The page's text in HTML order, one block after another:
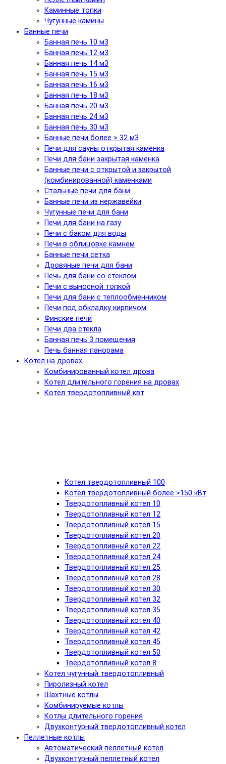
Каминные топки
Чугунные камины
Банные печи
Банная печь 10 м3
Банная печь 12 м3
Банная печь 14 м3
Банная печь 15 м3
Банная печь 16 м3
Банная печь 18 м3
Банная печь 20 м3
Банная печь 24 м3
Банная печь 30 м3
Банные печи более > 32 м3
Печи для сауны открытая каменка
Печи для бани закрытая каменка
Банные печи с открытой и закрытой
(комбинированной) каменками
Стальные печи для бани
Банные печи из нержавейки
Чугунные печи для бани
Печи для бани на газу
Печи с баком для воды
Печи в облицовке камнем
Банные печи сетка
Дровяные печи для бани
Печь для бани со стеклом
Печи с выносной топкой
Печи для бани с теплообменником
Печи под обкладку кирпичом
Финские печи
Печи два стекла
Банная печь 3 помещения
Печь банная панорама
Котел на дровах
Комбинированный котел дрова
Котел длительного горения на дровах
Котел твердотопливный квт
Котел твердотопливный 100
Котел твердотопливный более >150 кВт
Твердотопливный котел 10
Твердотопливный котел 12
Твердотопливный котел 15
Твердотопливный котел 20
Твердотопливный котел 22
Твердотопливный котел 24
Твердотопливный котел 25
Твердотопливный котел 28
Твердотопливный котел 30
Твердотопливный котел 32
Твердотопливный котел 35
Твердотопливный котел 40
Твердотопливный котел 42
Твердотопливный котел 45
Твердотопливный котел 50
Твердотопливный котел 8
Котел чугунный твердотопливный
Пиролизный котел
Шахтные котлы
Комбинируемые котлы
Котлы длительного горения
Двухконтурный твердотопливный котел
Пеллетные котлы
Автоматический пеллетный котел
Двухконтурный пеллетный котел